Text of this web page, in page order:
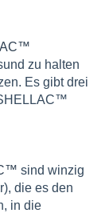
zu halten
Es gibt drei
sind winzig
die es den
in die